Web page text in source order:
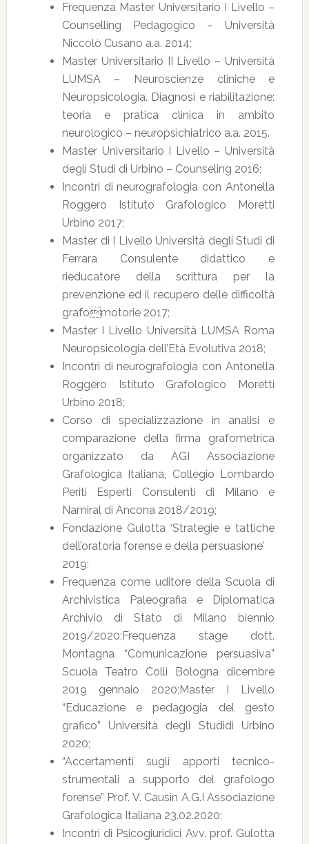
Frequenza Master Universitario I Livello –
Counselling Pedagogico – Università
Niccolò Cusano a.a. 2014;
Master Universitario II Livello – Università
LUMSA – Neuroscienze cliniche e
Neuropsicologia. Diagnosi e riabilitazione:
teoria e pratica clinica in ambito
neurologico – neuropsichiatrico a.a. 2015.
Master Universitario I Livello – Università
degli Studi di Urbino – Counseling 2016;
Incontri di neurografologia con Antonella
Roggero Istituto Grafologico Moretti
Urbino 2017;
Master di I Livello Università degli Studi di
Ferrara Consulente didattico e
rieducatore della scrittura per la
prevenzione ed il recupero delle difficoltà
grafomotorie 2017;
Master I Livello Università LUMSA Roma
Neuropsicologia dell’Età Evolutiva 2018;
Incontri di neurografologia con Antonella
Roggero Istituto Grafologico Moretti
Urbino 2018;
Corso di specializzazione in analisi e
comparazione della firma grafometrica
organizzato da AGI Associazione
Grafologica Italiana, Collegio Lombardo
Periti Esperti Consulenti di Milano e
Namiral di Ancona 2018/2019;
Fondazione Gulotta ‘Strategie e tattiche
dell’oratoria forense e della persuasione’
2019;
Frequenza come uditore della Scuola di
Archivistica Paleografia e Diplomatica
Archivio di Stato di Milano biennio
2019/2020;Frequenza stage dott.
Montagna “Comunicazione persuasiva”
Scuola Teatro Colli Bologna dicembre
2019 gennaio 2020;Master I Livello
“Educazione e pedagogia del gesto
grafico” Università degli Studidi Urbino
2020;
“Accertamenti sugli apporti tecnico-
strumentali a supporto del grafologo
forense” Prof. V. Causin A.G.I Associazione
Grafologica Italiana 23.02.2020;
Incontri di Psicogiuridici Avv. prof. Gulotta